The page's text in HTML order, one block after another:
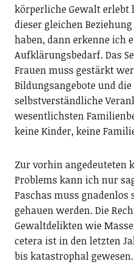
körperliche Gewalt erlebt
dieser gleichen
haben, dann erkenne ich
Aufklärungsbedarf. Das
Frauen muss gestärkt
Bildungsangebote und
selbstverständliche
wesentlichsten
keine Kinder, keine
Zur vorhin angedeuteten
Problems kann ich nur
Paschas muss
gehauen werden. Die
Gewaltdelikten wie
cetera ist in den letzten
bis katastrophal gewesen.